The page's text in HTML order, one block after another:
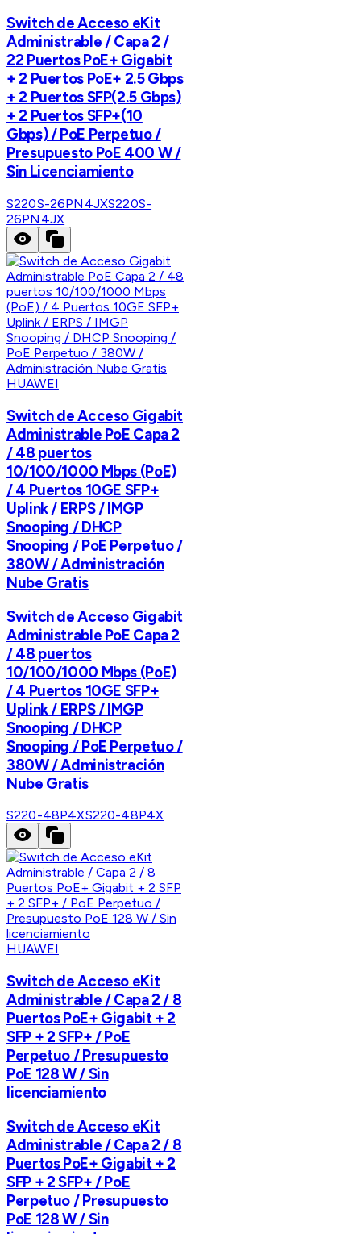
Switch de Acceso eKit
Administrable / Capa 2 /
22 Puertos PoE+ Gigabit
+ 2 Puertos PoE+ 2.5 Gbps
+ 2 Puertos SFP(2.5 Gbps)
+ 2 Puertos SFP+(10
Gbps) / PoE Perpetuo /
Presupuesto PoE 400 W /
Sin Licenciamiento
S220S-26PN4JXS220S-
26PN4JX
HUAWEI
Switch de Acceso Gigabit
Administrable PoE Capa 2
/ 48 puertos
10/100/1000 Mbps (PoE)
/ 4 Puertos 10GE SFP+
Uplink / ERPS / IMGP
Snooping / DHCP
Snooping / PoE Perpetuo /
380W / Administración
Nube Gratis
Switch de Acceso Gigabit
Administrable PoE Capa 2
/ 48 puertos
10/100/1000 Mbps (PoE)
/ 4 Puertos 10GE SFP+
Uplink / ERPS / IMGP
Snooping / DHCP
Snooping / PoE Perpetuo /
380W / Administración
Nube Gratis
S220-48P4XS220-48P4X
HUAWEI
Switch de Acceso eKit
Administrable / Capa 2 / 8
Puertos PoE+ Gigabit + 2
SFP + 2 SFP+ / PoE
Perpetuo / Presupuesto
PoE 128 W / Sin
licenciamiento
Switch de Acceso eKit
Administrable / Capa 2 / 8
Puertos PoE+ Gigabit + 2
SFP + 2 SFP+ / PoE
Perpetuo / Presupuesto
PoE 128 W / Sin